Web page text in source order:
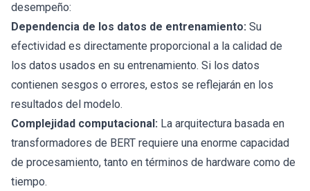
desempeño:
Dependencia de los datos de entrenamiento: Su
efectividad es directamente proporcional a la calidad de
los datos usados en su entrenamiento. Si los datos
contienen sesgos o errores, estos se reflejarán en los
resultados del modelo.
Complejidad computacional: La arquitectura basada en
transformadores de BERT requiere una enorme capacidad
de procesamiento, tanto en términos de hardware como de
tiempo.